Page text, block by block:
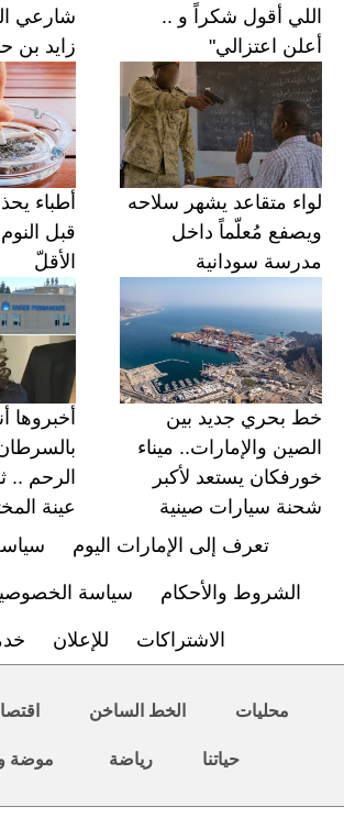
اللي أقول شكراً و ..
أعلن اعتزالي"
شارعي
زايد بن
لواء متقاعد يشهر سلاحه
ويصفع مُعلّماً داخل
مدرسة سودانية
أطباء
قبل
الأقلّ
خط بحري جديد بين
الصين والإمارات.. ميناء
خورفكان يستعد لأكبر
شحنة سيارات صينية
أخبروها
الرحم ..
عينة
تعرف إلى الإمارات اليوم
الشروط والأحكام سياسة
الاشتراكات للإعلان
محليات الخط الساخن
حياتنا رياضة موضة